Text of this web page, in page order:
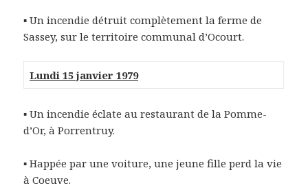
▪Un incendie détruit complètement la ferme de
Sassey, sur le territoire communal d’Ocourt.
Lundi 15 janvier 1979
▪ Un incendie éclate au restaurant de la Pomme-
d’Or, à Porrentruy.
▪ Happée par une voiture, une jeune fille perd la vie
à Coeuve.